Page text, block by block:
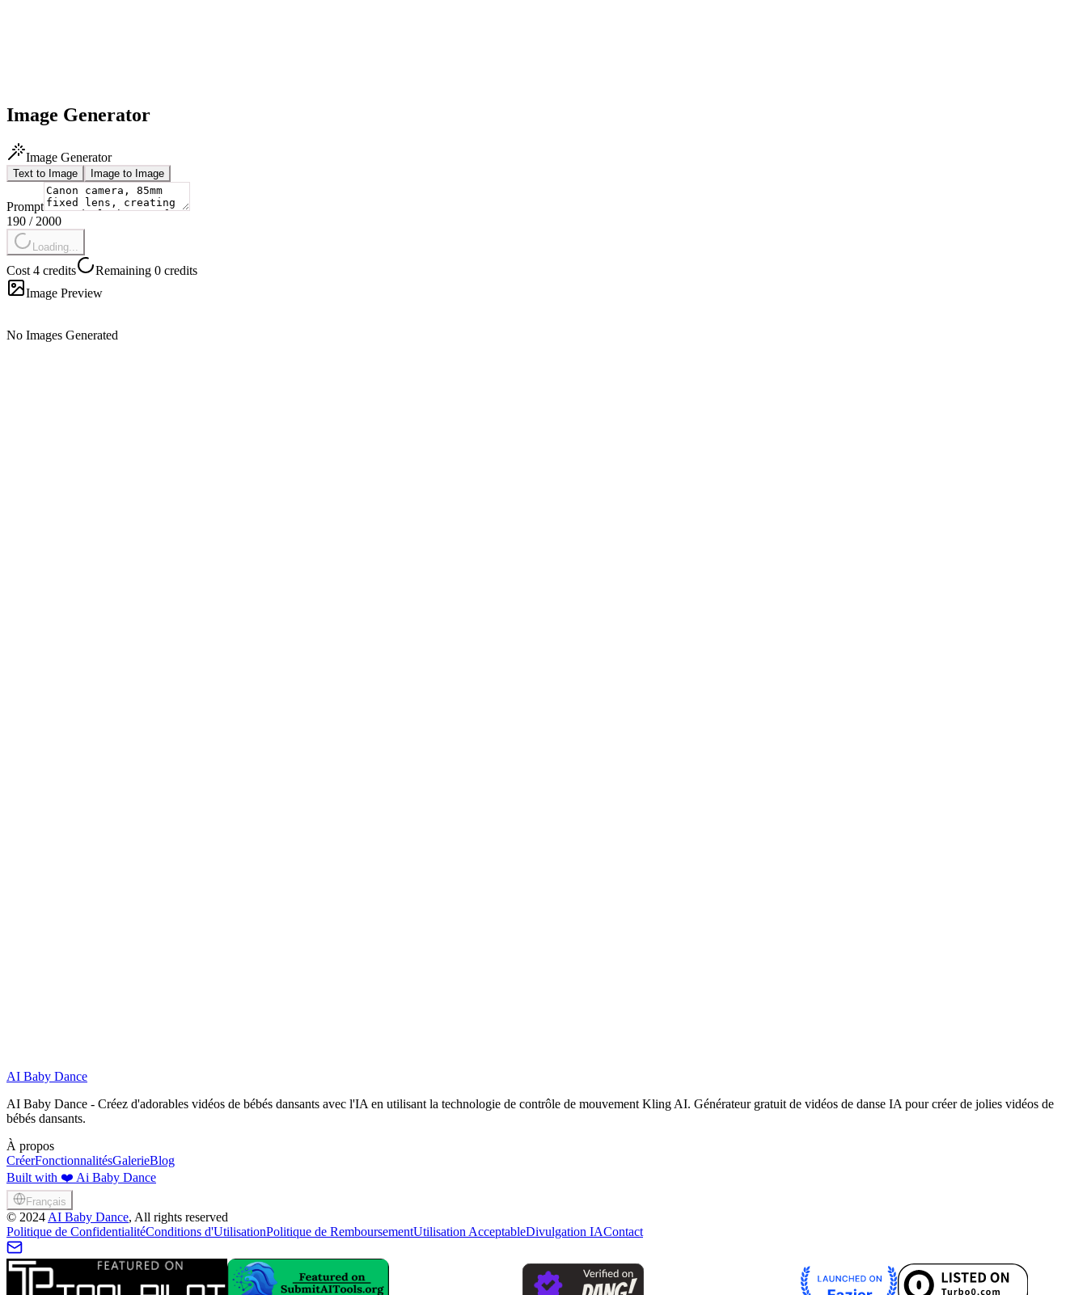
Image Generator
Image Generator
Text to Image Image to Image
Prompt
190 / 2000
Loading...
Cost 4 credits
Remaining 0 credits
Image Preview
No Images Generated
Commencer Gratuitement
AI Baby Dance
AI Baby Dance - Créez d'adorables vidéos de bébés dansants avec l'IA en utilisant la technologie de contrôle de mouvement Kling AI. Générateur gratuit de vidéos de danse IA pour créer de jolies vidéos de
bébés dansants.
À propos
CréerFonctionnalitésGalerieBlog
Built with ❤️ Ai Baby Dance
Français
© 2024 AI Baby Dance, All rights reserved
Politique de ConfidentialitéConditions d'UtilisationPolitique de RemboursementUtilisation AcceptableDivulgation IAContact